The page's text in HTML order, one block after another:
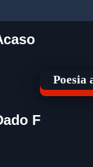
Poesia
F